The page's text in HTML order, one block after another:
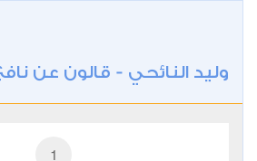
وليد النائحي - قالون عن
1